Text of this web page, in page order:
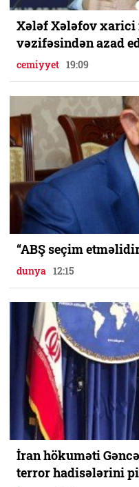
Xələf Xələfov
vəzifəsindən azad
cemiyyet 19:09
“ABŞ seçim
dunya 12:15
İran hökuməti
terror hadisələrini